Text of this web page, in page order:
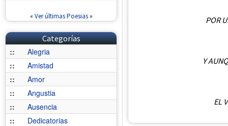
« Ver últimas Poesias»
Categorías
::
Alegria
::
Amistad
::
Amor
::
Angustia
::
Ausencia
::
Dedicatorias
POR
Y
EL